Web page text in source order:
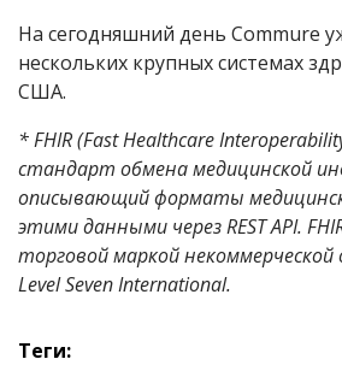
На сегодняшний день Commure
нескольких крупных системах
США.
* FHIR (Fast Healthcare
стандарт обмена медицинской
описывающий форматы
этими данными через REST API.
торговой маркой некоммерческой
Level Seven International.
Теги: